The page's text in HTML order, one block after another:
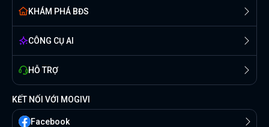
KHÁM PHÁ BĐS
CÔNG CỤ AI
HỖ TRỢ
KẾT NỐI VỚI MOGIVI
Facebook